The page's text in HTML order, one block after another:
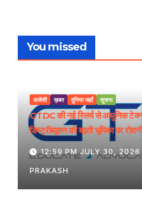
You missed
अजेंसी ख़बर दुनिया जहाँ सूचना
GTDC की नई रिसर्च से आधुनिक
डिस्ट्रीब्यूशन की बढ़ती भूमिका पर
12:59 PM JULY 30, 2026
PRAKASH